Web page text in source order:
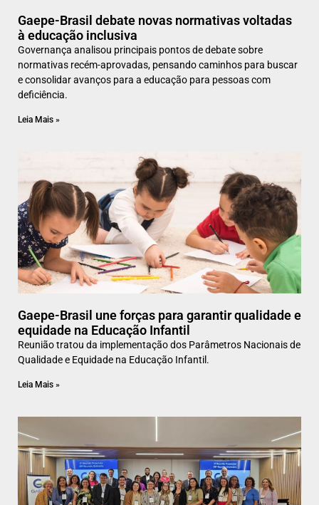
Gaepe-Brasil debate novas normativas voltadas
à educação inclusiva
Governança analisou principais pontos de debate sobre
normativas recém-aprovadas, pensando caminhos para buscar
e consolidar avanços para a educação para pessoas com
deficiência.
Leia Mais »
Gaepe-Brasil une forças para garantir qualidade e
equidade na Educação Infantil
Reunião tratou da implementação dos Parâmetros Nacionais de
Qualidade e Equidade na Educação Infantil.
Leia Mais »